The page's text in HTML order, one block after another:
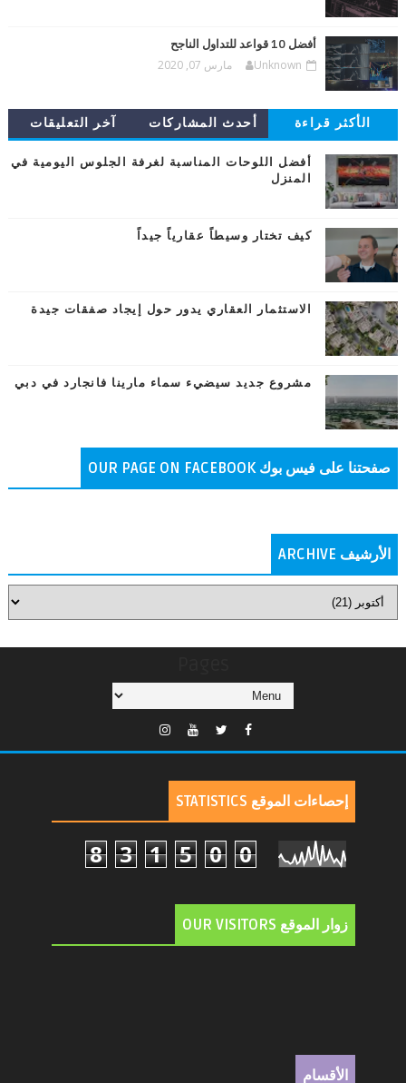
أفضل 10 قواعد للتداول الناجح
Unknown مارس 07, 2020
الأكثر قراءة أحدث المشاركات آخر التعليقات
أفضل اللوحات المناسبة لغرفة الجلوس اليومية في
المنزل
كيف تختار وسيطاً عقارياً جيداً
الاستثمار العقاري يدور حول إيجاد صفقات جيدة
مشروع جديد سيضيء سماء مارينا فانجارد في دبي
صفحتنا على فيس بوك OUR PAGE ON FACEBOOK
الأرشيف ARCHIVE
إحصاءات الموقع STATISTICS
8 3 1 5 0 0
زوار الموقع OUR VISITORS
الأقسام